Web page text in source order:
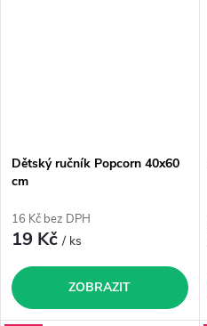
Dětský ručník Popcorn 40x60
cm
16 Kč bez DPH
19 Kč/ ks
ZOBRAZIT